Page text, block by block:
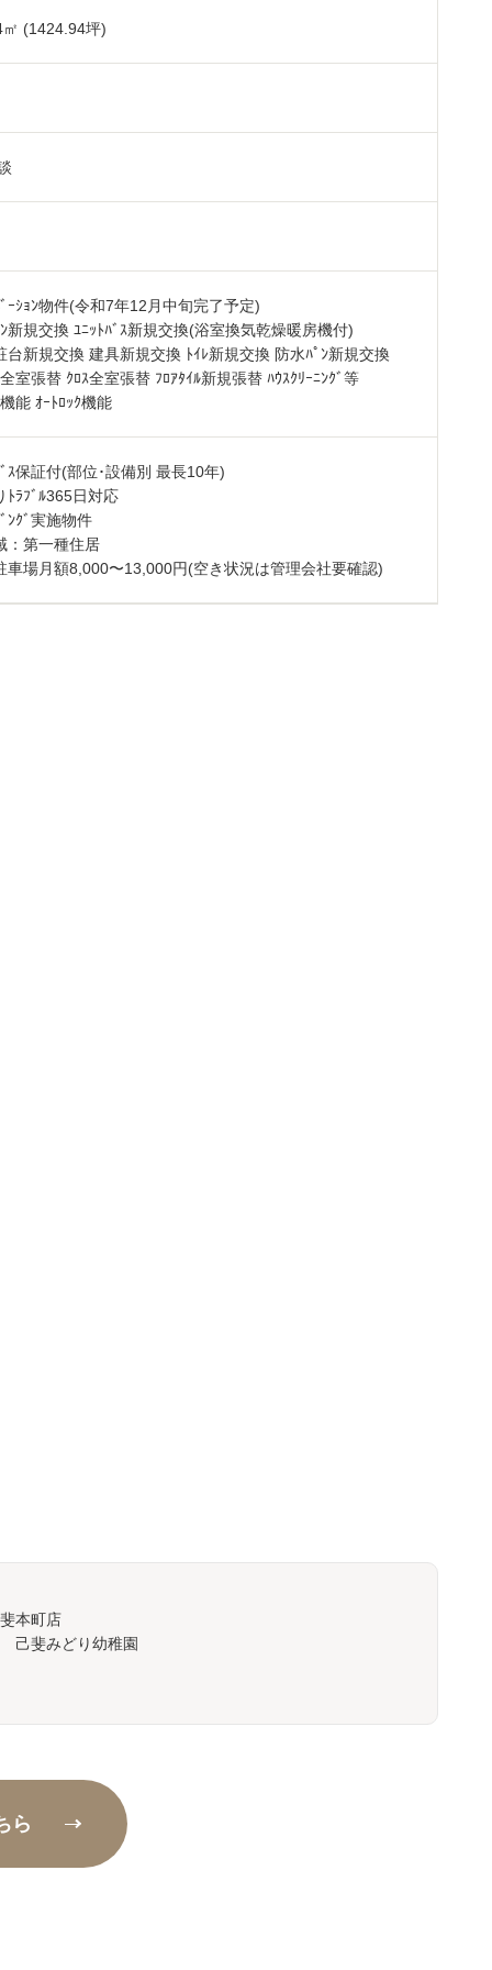
㎡ (1424.94坪)
ｰｼｮﾝ物件(令和7年12月中旬完了予定)
ﾝ新規交換 ﾕﾆｯﾄﾊﾞｽ新規交換(浴室換気乾燥暖房機付)
台新規交換 建具新規交換 ﾄｲﾚ新規交換 防水ﾊﾟﾝ新規交換
全室張替 ｸﾛｽ全室張替 ﾌﾛｱﾀｲﾙ新規張替 ﾊｳｽｸﾘｰﾆﾝｸﾞ等
能 ｵｰﾄﾛｯｸ機能
ﾞｽ保証付(部位･設備別 最長10年)
ﾄﾗﾌﾞﾙ365日対応
ﾝｸﾞ実施物件
：第一種住居
車場月額8,000〜13,000円(空き状況は管理会社要確認)
本町店
己斐みどり幼稚園
ら